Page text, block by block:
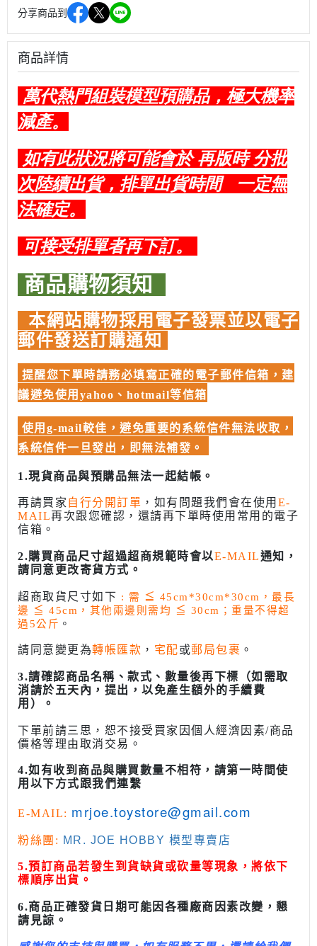
分享商品到
商品詳情
萬代熱門組裝模型預購品，極大機率
減產。
如有此狀況將可能會於 再版時 分批
次陸續出貨，排單出貨時間 一定無
法確定。
可接受排單者再下訂。
商品購物須知
本網站購物採用電子發票並以電子
郵件發送訂購通知
提醒您下單時請務必填寫正確的電子郵件信箱，建
議避免使用yahoo、hotmail等信箱
使用g-mail較佳，避免重要的系統信件無法收取，
系統信件一旦發出，即無法補發。
1.現貨商品與預購品無法一起結帳。
再請買家 自行分開訂單 ，如有問題我們會在使用 E-
MAIL再次跟您確認，還請再下單時使用常用的電子
信箱。
2.購買商品尺寸超過超商規範時會以E-MAIL通知，
請同意更改寄貨方式。
超商取貨尺寸如下 : 需 ≦ 45cm*30cm*30cm，最長
邊 ≦ 45cm，其他兩邊則需均 ≦ 30cm；重量不得超
過5公斤 。
請同意變更為轉帳匯款 ， 宅配或郵局包裹 。
3.請確認商品名稱、款式、數量後再下標（如需取
消請於五天內，提出，以免產生額外的手續費
用）。
下單前請三思，恕不接受買家因個人經濟因素/商品
價格等理由取消交易。
4.如有收到商品與購買數量不相符，請第一時間使
用以下方式跟我們連繫
E-MAIL: mrjoe.toystore@gmail.com
粉絲團: MR. JOE HOBBY 模型專賣店
5.預訂商品若發生到貨缺貨或砍量等現象，將依下
標順序出貨。
6.商品正確發貨日期可能因各種廠商因素改變，懇
請見諒。